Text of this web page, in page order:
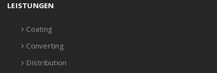
LEISTUNGEN
Coating
Converting
Distribution